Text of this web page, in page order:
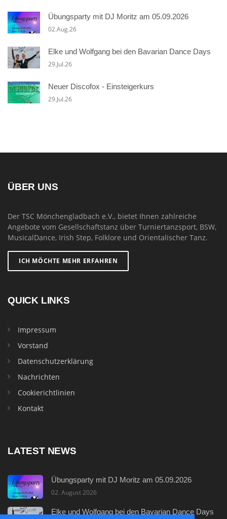
Übungsparty mit DJ Moritz am 05.09.2026
02.Aug.26
Elke und Wolfgang bei den Bavarian Dance Days
29.Jul.26
Neuer Discofox - Einsteigerkurs
29.Jul.26
ÜBER UNS
Der TSC Mönchengladbach e.V., bietet Ihnen zahlreiche
Angebote vom Gesellschaftstanz über Turniertanzsport, BSW,
MusicalDance, Irish Step, Folklore und Orientalischer Tanz.
ICH MÖCHTE MEHR ERFAHREN
QUICK LINKS
Impressum
Vorstand
Datenschutzerklärung
Nachrichten
Cookierichtlinien
Kontakt
LATEST NEWS
Übungsparty mit DJ Moritz am 05.09.2026
02. August 2026
Elke und Wolfgang bei den Bavarian Dance Days